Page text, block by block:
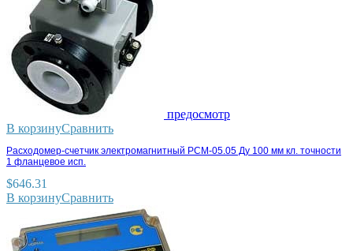
предосмотр
В корзинуСравнить
Расходомер-счетчик электромагнитный РСМ-05.05 Ду 100 мм кл. точности
1 фланцевое исп.
$646.31
В корзинуСравнить